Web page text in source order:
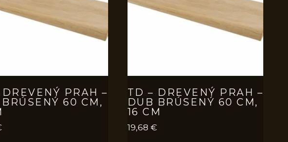
PRAH –
60 CM,
TD – DREVENÝ PRAH –
DUB BRÚSENÝ 60 CM,
16 CM
19,68 €